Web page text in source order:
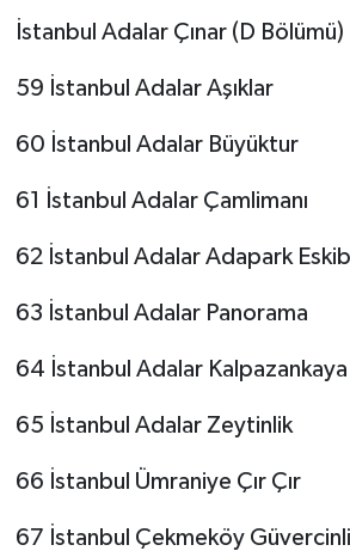
İstanbul Adalar Çınar (D Bölümü)
59 İstanbul Adalar Aşıklar
60 İstanbul Adalar Büyüktur
61 İstanbul Adalar Çamlimanı
62 İstanbul Adalar Adapark
63 İstanbul Adalar Panorama
64 İstanbul Adalar Kalpazankaya
65 İstanbul Adalar Zeytinlik
66 İstanbul Ümraniye Çır Çır
67 İstanbul Çekmeköy